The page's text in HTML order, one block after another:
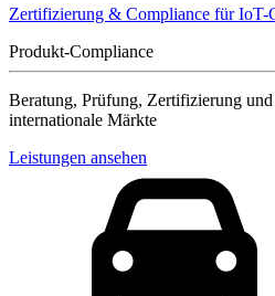
Zertifizierung & Compliance für IoT-
Produkt-Compliance
Beratung, Prüfung, Zertifizierung
internationale Märkte
Leistungen ansehen